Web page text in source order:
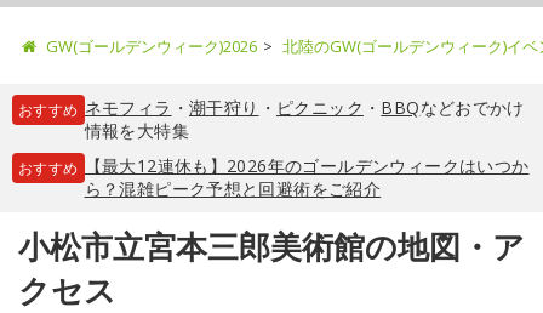
GW(ゴールデンウィーク)2026 北陸のGW(ゴールデンウィーク)イ
おすすめ ネモフィラ ・ 潮干狩り ・ ピクニック ・ BBQなどおでかけ
情報を大特集
おすすめ
【最大12連休も】2026年のゴールデンウィークはいつか
ら？混雑ピーク予想と回避術をご紹介
小松市立宮本三郎美術館の地図・ア
クセス